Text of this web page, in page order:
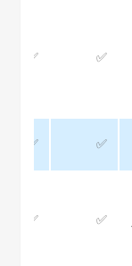
✅
✅
✅
✅
✅
✅